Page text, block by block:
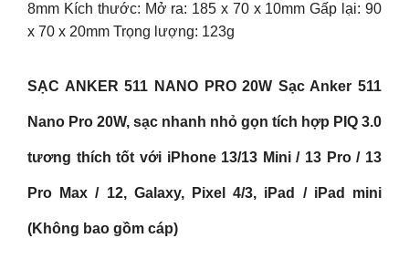
8mm Kích thước: Mở ra: 185 x 70 x 10mm Gấp lại: 90
x 70 x 20mm Trọng lượng: 123g
SẠC ANKER 511 NANO PRO 20W Sạc Anker 511
Nano Pro 20W, sạc nhanh nhỏ gọn tích hợp PIQ 3.0
tương thích tốt với iPhone 13/13 Mini / 13 Pro / 13
Pro Max / 12, Galaxy, Pixel 4/3, iPad / iPad mini
(Không bao gồm cáp)